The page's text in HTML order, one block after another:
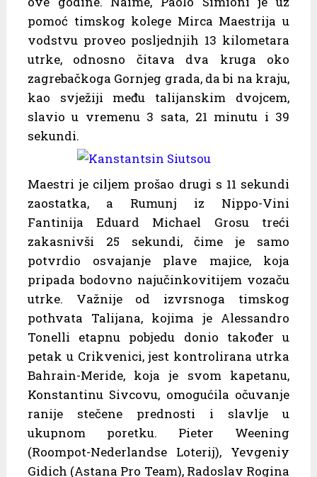
pomoć timskog kolege Mirca Maestrija u
vodstvu proveo posljednjih 13 kilometara
utrke, odnosno čitava dva kruga oko
zagrebačkoga Gornjeg grada, da bi na kraju,
kao svježiji među talijanskim dvojcem,
slavio u vremenu 3 sata, 21 minutu i 39
sekundi.
Maestri je ciljem prošao drugi s 11 sekundi
zaostatka, a Rumunj iz Nippo-Vini
Fantinija Eduard Michael Grosu treći
zakasnivši 25 sekundi, čime je samo
potvrdio osvajanje plave majice, koja
pripada bodovno najučinkovitijem vozaču
utrke. Važnije od izvrsnoga timskog
pothvata Talijana, kojima je Alessandro
Tonelli etapnu pobjedu donio također u
petak u Crikvenici, jest kontrolirana utrka
Bahrain-Meride, koja je svom kapetanu,
Konstantinu Sivcovu, omogućila očuvanje
ranije stečene prednosti i slavlje u
ukupnom poretku. Pieter Weening
(Roompot-Nederlandse Loterij), Yevgeniy
Gidich (Astana Pro Team), Radoslav Rogina